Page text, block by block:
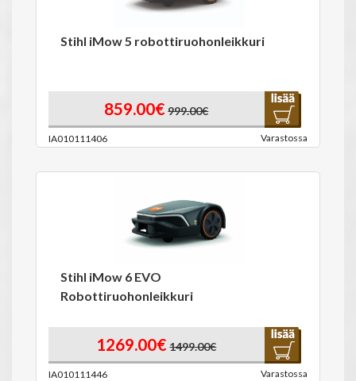
Stihl iMow 5 robottiruohonleikkuri
859.00€ 999.00€
IA010111406 Varastossa
Stihl iMow 6 EVO
Robottiruohonleikkuri
1269.00€ 1499.00€
IA010111446 Varastossa